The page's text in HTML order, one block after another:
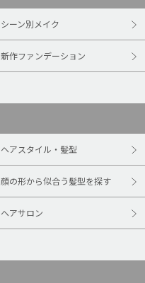
シーン別メイク
新作ファンデーション
ヘアスタイル・髪型
顔の形から似合う髪型を探す
ヘアサロン